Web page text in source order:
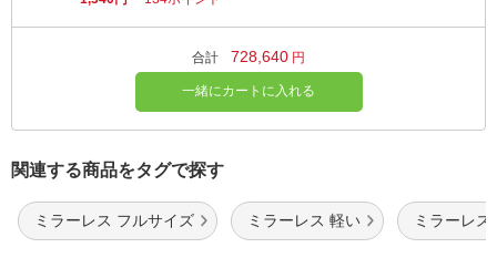
合計 728,640 円
一緒にカートに入れる
関連する商品をタグで探す
ミラーレス フルサイズ ミラーレス 軽い ミラーレス